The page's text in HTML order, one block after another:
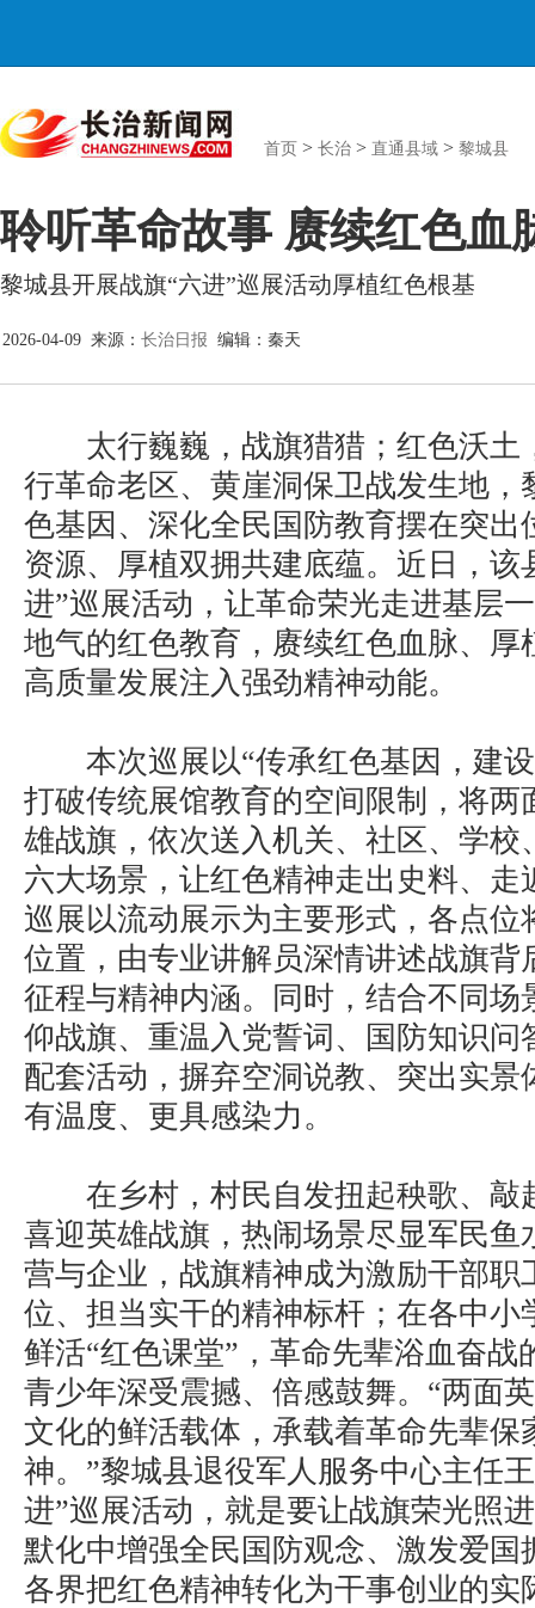
首页 > 长治 > 直通县域 > 黎城县
聆听革命故事 赓续红色血
黎城县开展战旗“六进”巡展活动厚植红色根基
2026-04-09 来源： 长治日报 编辑：秦天
太行巍巍，战旗猎猎；红色沃土
行革命老区、黄崖洞保卫战发生地，
色基因、深化全民国防教育摆在突出
资源、厚植双拥共建底蕴。近日，该
进”巡展活动，让革命荣光走进基层
地气的红色教育，赓续红色血脉、厚
高质量发展注入强劲精神动能。
本次巡展以“传承红色基因，建设
打破传统展馆教育的空间限制，将两
雄战旗，依次送入机关、社区、学校
六大场景，让红色精神走出史料、走
巡展以流动展示为主要形式，各点位
位置，由专业讲解员深情讲述战旗背
征程与精神内涵。同时，结合不同场
仰战旗、重温入党誓词、国防知识问
配套活动，摒弃空洞说教、突出实景
有温度、更具感染力。
在乡村，村民自发扭起秧歌、敲
喜迎英雄战旗，热闹场景尽显军民鱼
营与企业，战旗精神成为激励干部职
位、担当实干的精神标杆；在各中小
鲜活“红色课堂”，革命先辈浴血奋战
青少年深受震撼、倍感鼓舞。“两面
文化的鲜活载体，承载着革命先辈保
神。”黎城县退役军人服务中心主任
进”巡展活动，就是要让战旗荣光照
默化中增强全民国防观念、激发爱国
各界把红色精神转化为干事创业的实